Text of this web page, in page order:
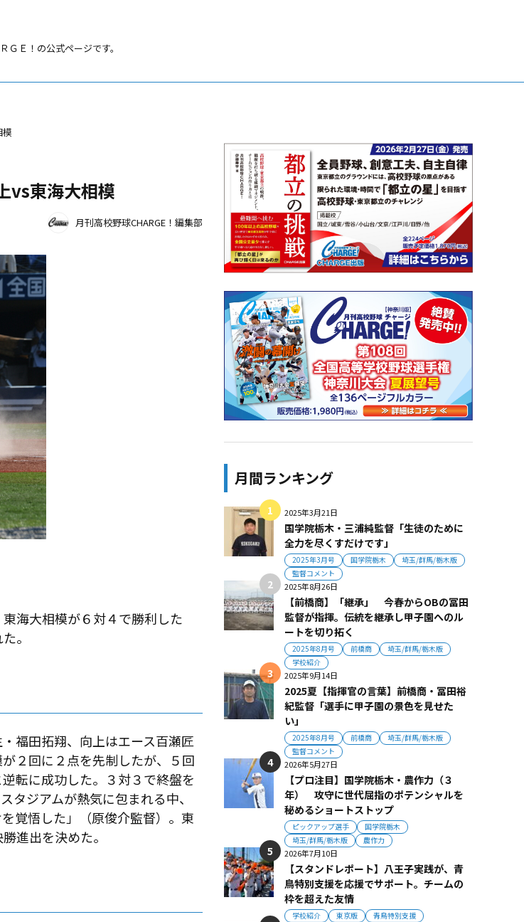
Ｅ！の公式ページです。
vs東海大相模
月刊高校野球CHARGE！編集部
海大相模が６対４で勝利した
。
福田拓翔、向上はエース百瀬匠
２回に２点を先制したが、５回
転に成功した。３対３で終盤を
タジアムが熱気に包まれる中、
覚悟した」（原俊介監督）。東
進出を決めた。
月間ランキング
2025年3月21日
国学院栃木・三浦純監督「生徒のために
全力を尽くすだけです」
2025年3月号 国学院栃木
埼玉/群馬/栃木版
監督コメント
2025年8月26日
【前橋商】「継承」 今春からOBの冨田
監督が指揮。伝統を継承し甲子園へのル
ートを切り拓く
2025年8月号 前橋商
埼玉/群馬/栃木版
学校紹介
2025年9月14日
2025夏【指揮官の言葉】前橋商・冨田裕
紀監督「選手に甲子園の景色を見せた
い」
2025年8月号 前橋商
埼玉/群馬/栃木版
監督コメント
2026年5月27日
【プロ注目】国学院栃木・農作力（３
年） 攻守に世代屈指のポテンシャルを
秘めるショートストップ
ピックアップ選手
国学院栃木
埼玉/群馬/栃木版
農作力
2026年7月10日
【スタンドレポート】八王子実践が、青
鳥特別支援を応援でサポート。チームの
枠を超えた友情
学校紹介 東京版 青鳥特別支援